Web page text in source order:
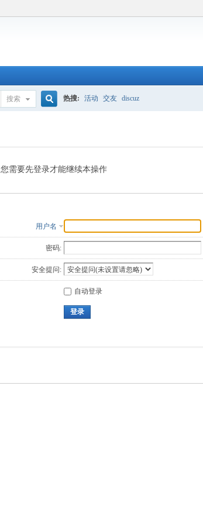
搜索
索
热搜: 活动 交友 discuz
您需要先登录才能继续本操作
用户名
密码:
安全提问:
自动登录
登录